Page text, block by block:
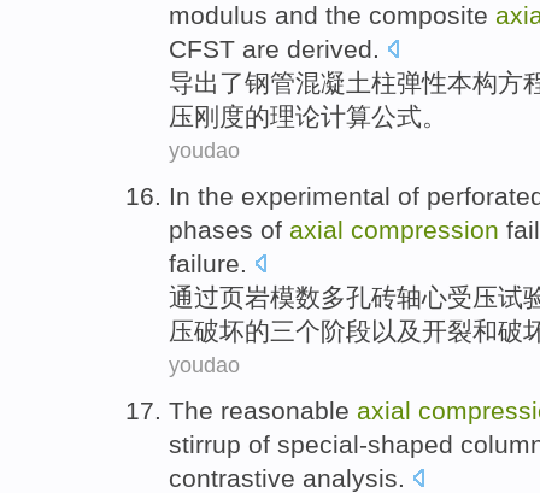
modulus and the composite
CFST are derived.
导出了钢管混凝土柱弹性本构方
压刚度的理论计算公式。
youdao
In the experimental of
phases of axial compression
failure.
通过页岩模数多孔砖轴心受压试
压破坏的三个阶段以及开裂和破
youdao
The reasonable axial
stirrup of special-shaped
contrastive analysis.